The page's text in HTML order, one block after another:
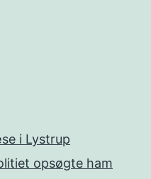
i Lystrup
opsøgte ham